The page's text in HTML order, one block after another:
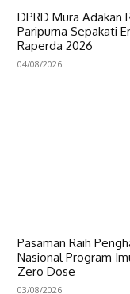
DPRD Mura Adakan
Paripurna Sepakati
Raperda 2026
04/08/2026
Pasaman Raih
Nasional Program
Zero Dose
03/08/2026